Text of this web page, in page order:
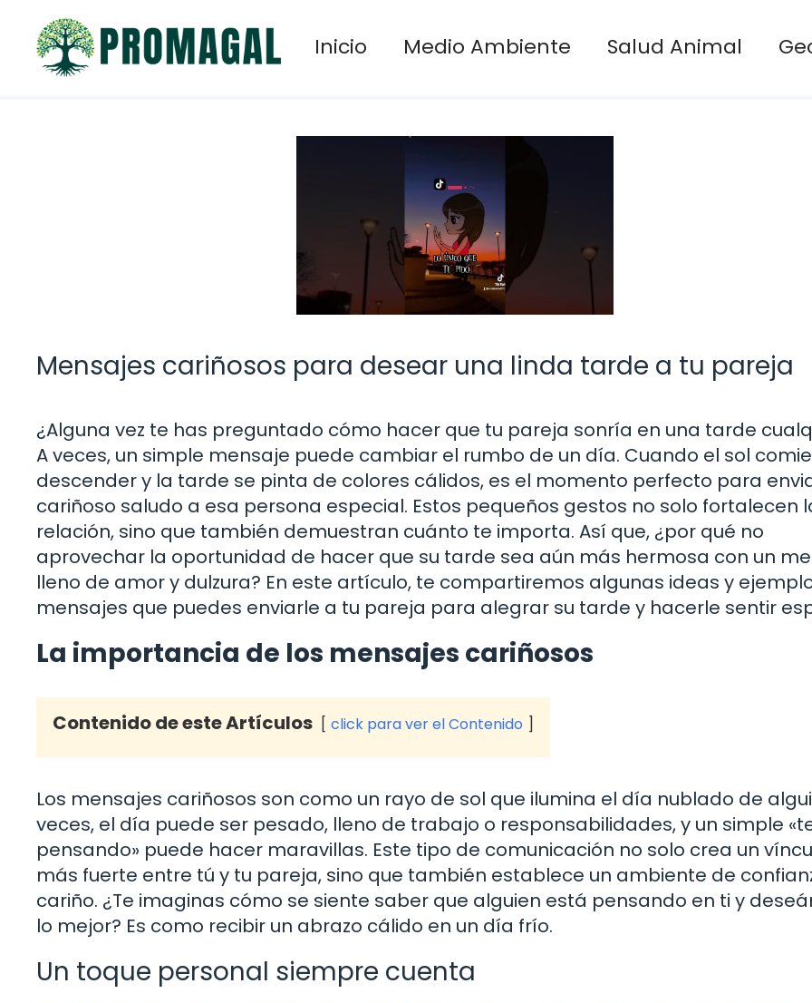
contenido
Inicio Medio Ambiente Salud Animal
Mensajes cariñosos para desear una linda tarde a tu pareja
¿Alguna vez te has preguntado cómo hacer que tu pareja sonría en una tarde
A veces, un simple mensaje puede cambiar el rumbo de un día. Cuando el sol
descender y la tarde se pinta de colores cálidos, es el momento perfecto para
cariñoso saludo a esa persona especial. Estos pequeños gestos no solo fortalecen
relación, sino que también demuestran cuánto te importa. Así que, ¿por qué no
aprovechar la oportunidad de hacer que su tarde sea aún más hermosa con un
lleno de amor y dulzura? En este artículo, te compartiremos algunas ideas y
mensajes que puedes enviarle a tu pareja para alegrar su tarde y hacerle sentir
La importancia de los mensajes cariñosos
Contenido de este Artículos click para ver el Contenido
Los mensajes cariñosos son como un rayo de sol que ilumina el día nublado de
veces, el día puede ser pesado, lleno de trabajo o responsabilidades, y un simple
pensando» puede hacer maravillas. Este tipo de comunicación no solo crea un
más fuerte entre tú y tu pareja, sino que también establece un ambiente de
cariño. ¿Te imaginas cómo se siente saber que alguien está pensando en ti y
lo mejor? Es como recibir un abrazo cálido en un día frío.
Un toque personal siempre cuenta